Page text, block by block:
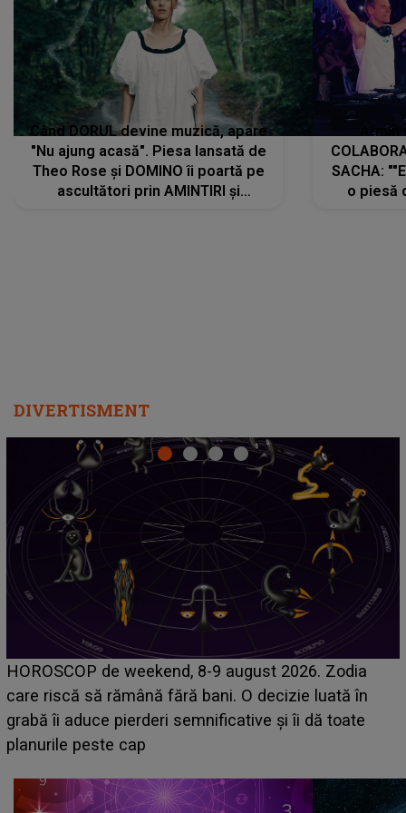
Când DORUL devine muzică, apare
"Nu ajung acasă". Piesa lansată de
Theo Rose și DOMINO îi poartă pe
ascultători prin AMINTIRI și
SACHA:
o piesă
DIVERTISMENT
Emanuel a ținut ACEST DETALIU ASCUNS până
acum! În fața Alexandrei, concurentul din Casa Iubirii
face o MĂRTURISIRE NEAȘTEPTATĂ despre mama
sa: "I-am spus și ei în față, eu nu te iubesc pentru